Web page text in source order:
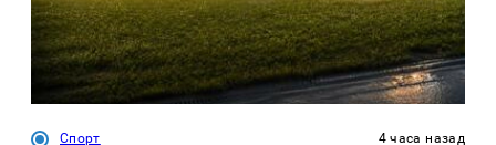
Спорт 4 часа назад